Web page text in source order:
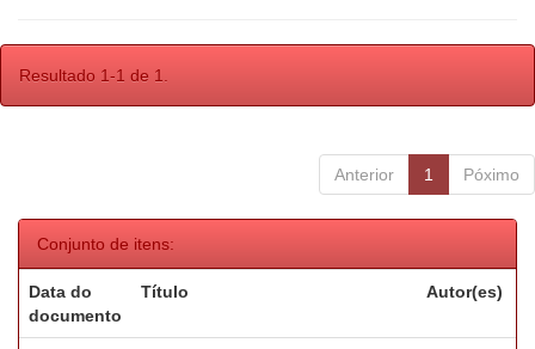
Resultado 1-1 de 1.
Anterior 1 Póximo
Conjunto de itens:
Data do
documento
Título Autor(es)